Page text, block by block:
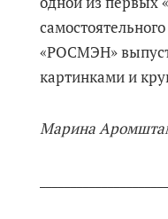
«РОСМЭН»
картинками и
Марина